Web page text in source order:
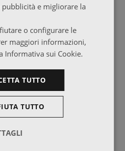
pubblicità e migliorare la
o configurare le
maggiori informazioni,
Informativa sui Cookie.
TUTTO
TUTTO